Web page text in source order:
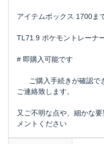
アイテムボッ
TL71.9 ポケモントレー
# 即購
ご購入手続きが確認で
ご連絡
又ご不明な点や、細かな
メントください